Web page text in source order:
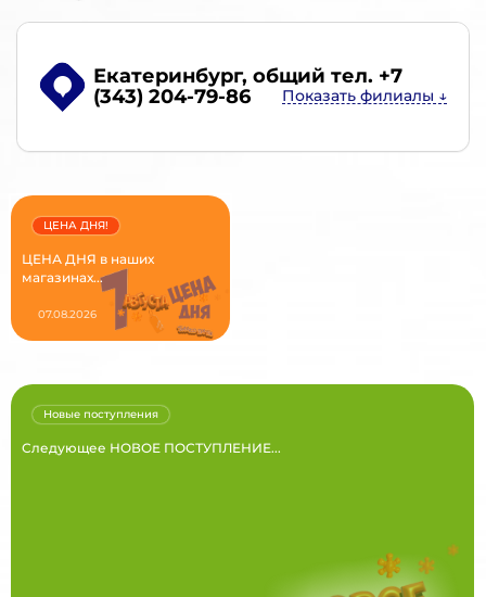
Екатеринбург, общий тел. +7
(343) 204-79-86
ЦЕНА ДНЯ в наших
магазинах...
ЦЕНА ДНЯ!
07.08.2026
Следующее НОВОЕ ПОСТУПЛЕНИЕ...
Новые поступления